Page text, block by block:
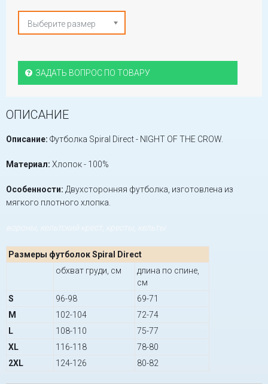
Выберите размер
ЗАДАТЬ ВОПРОС ПО ТОВАРУ
ОПИСАНИЕ
Описание: Футболка Spiral Direct - NIGHT OF THE CROW.
Материал: Хлопок - 100%
Особенности: Двухсторонняя футболка, изготовлена из
мягкого плотного хлопка.
вороны, кельтский крест, кресты, кельты
Размеры футболок Spiral Direct
обхват груди, см
длина по спине,
см
S
96-98
69-71
M
102-104
72-74
L
108-110
75-77
XL
116-118
78-80
2XL
124-126 80-82